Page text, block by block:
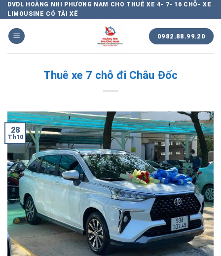
Chuyển
đến
nội
dung
DVDL HOÀNG NHI PHƯƠNG NAM CHO THUÊ XE 4- 7- 16 CHỖ- XE
LIMOUSINE CÓ TÀI XẾ
0982.88.99.20
Thuê xe 7 chỗ đi Châu Đốc
28
Th10